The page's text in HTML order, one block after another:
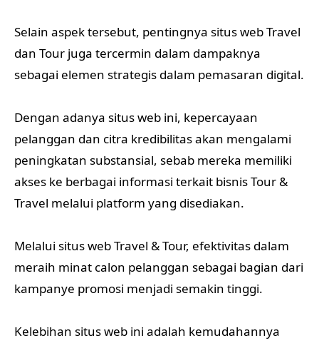
Selain aspek tersebut, pentingnya situs web Travel
dan Tour juga tercermin dalam dampaknya
sebagai elemen strategis dalam pemasaran digital.
Dengan adanya situs web ini, kepercayaan
pelanggan dan citra kredibilitas akan mengalami
peningkatan substansial, sebab mereka memiliki
akses ke berbagai informasi terkait bisnis Tour &
Travel melalui platform yang disediakan.
Melalui situs web Travel & Tour, efektivitas dalam
meraih minat calon pelanggan sebagai bagian dari
kampanye promosi menjadi semakin tinggi.
Kelebihan situs web ini adalah kemudahannya